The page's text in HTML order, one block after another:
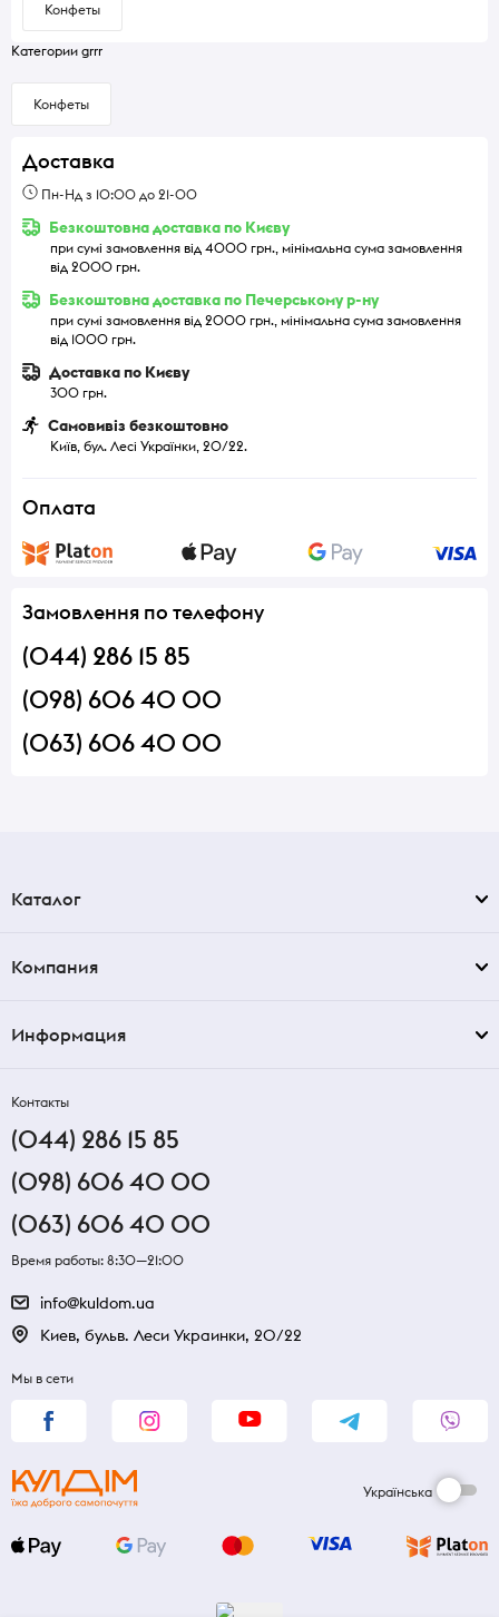
Конфеты
Категории grrr
Конфеты
Доставка
Пн-Нд з 10:00 до 21-00
Безкоштовна доставка по Києву
при сумі замовлення від 4000 грн., мінімальна сума замовлення
від 2000 грн.
Безкоштовна доставка по Печерському р-ну
при сумі замовлення від 2000 грн., мінімальна сума замовлення
від 1000 грн.
Доставка по Києву
300 грн.
Самовивіз безкоштовно
Київ, бул. Лесі Українки, 20/22.
Оплата
Замовлення по телефону
(044) 286 15 85
(098) 606 40 00
(063) 606 40 00
Каталог
Компания
Информация
Контакты
(044) 286 15 85
(098) 606 40 00
(063) 606 40 00
Время работы: 8:30—21:00
info@kuldom.ua
Киев, бульв. Леси Украинки, 20/22
Мы в сети
Українська